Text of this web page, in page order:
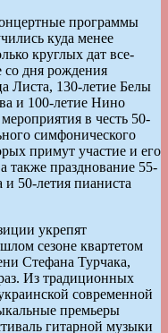
программы
куда менее
круглых дат все-
со дня рождения
Листа, 130-летие Белы
и 100-летие Нино
в честь 50-
симфонического
примут участие и его
также празднование 55-
50-летия пианиста
укрепят
сезоне квартетом
Стефана Турчака,
Из традиционных
современной
премьеры
гитарной музыки